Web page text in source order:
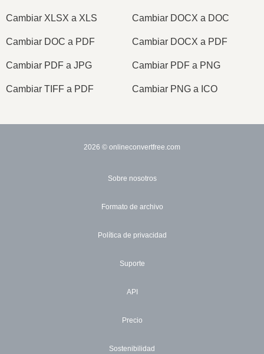
Cambiar XLSX a XLS Cambiar DOCX a DOC
Cambiar DOC a PDF Cambiar DOCX a PDF
Cambiar PDF a JPG Cambiar PDF a PNG
Cambiar TIFF a PDF Cambiar PNG a ICO
2026 © onlineconvertfree.com
Sobre nosotros
Formato de archivo
Política de privacidad
Suporte
API
Precio
Sostenibilidad